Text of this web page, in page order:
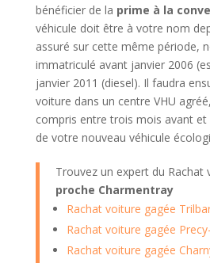
bénéficier de la prime à la
véhicule doit être à votre nom
assuré sur cette même période,
immatriculé avant janvier 2006
janvier 2011 (diesel). Il faudra
voiture dans un centre VHU
compris entre trois mois avant et
de votre nouveau véhicule
Trouvez un expert du Rachat
proche Charmentray
Rachat voiture gagée
Rachat voiture gagée
Rachat voiture gagée